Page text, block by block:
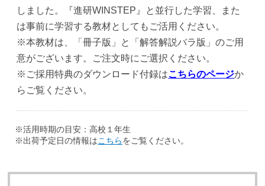
しました。『進研WINSTEP』と並行した学習、また
は事前に学習する教材としてもご活用ください。
※本教材は、「冊子版」と「解答解説バラ版」のご用
意がございます。ご注文時にご選択ください。
※ご採用特典のダウンロード付録はこちらのページか
らご覧ください。
※活用時期の目安：高校１年生
※出荷予定日の情報はこちらをご覧ください。